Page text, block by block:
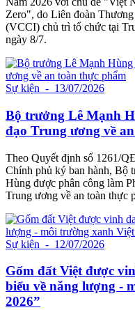
Zero", do Liên đoàn
(VCCI) chủ trì tổ chức tại
ngày 8/7.
Sự kiện - 13/07/2026
Bộ trưởng Lê Mạnh
đạo Trung ương về
Theo Quyết định số 1261/
Chính phủ ký ban hành, Bộ
Hùng được phân công làm
Trung ương về an toàn thực
Sự kiện - 12/07/2026
Gốm đất Việt được
biểu về năng lượng -
2026”